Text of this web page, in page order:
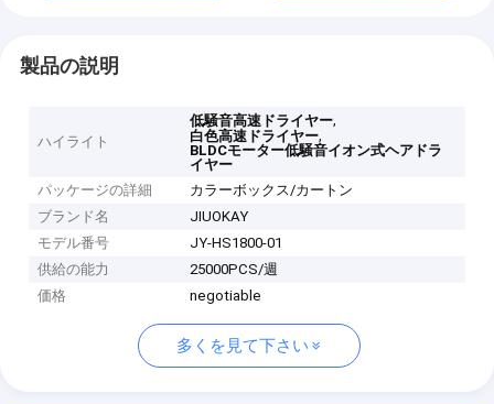
製品の説明
ハイライト
低騒音高速ドライヤー,
白色高速ドライヤー,
BLDCモーター低騒音イオン式ヘアドラ
イヤー
パッケージの詳細
カラーボックス/カートン
ブランド名
JIUOKAY
モデル番号
JY-HS1800-01
供給の能力
25000PCS/週
価格
negotiable
多くを見て下さい